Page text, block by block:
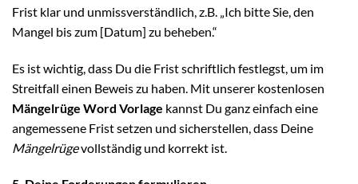
Frist klar und unmissverständlich, z.B. „Ich bitte Sie, den
Mangel bis zum [Datum] zu beheben.“
Es ist wichtig, dass Du die Frist schriftlich festlegst, um im
Streitfall einen Beweis zu haben. Mit unserer kostenlosen
Mängelrüge Word Vorlage kannst Du ganz einfach eine
angemessene Frist setzen und sicherstellen, dass Deine
Mängelrügevollständig und korrekt ist.